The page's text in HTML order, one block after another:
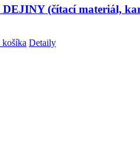
(čítací materiál,
Detaily